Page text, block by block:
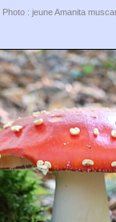
Photo : jeune Amanita